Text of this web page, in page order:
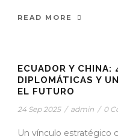
READ MORE
ECUADOR Y CHINA:
DIPLOMÁTICAS Y
EL FUTURO
24 Sep 2025 / admin / 0
Un vínculo estratégico